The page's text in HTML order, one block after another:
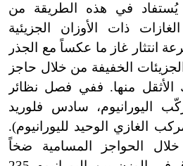
يُستفاد في هذه الطريقة من
ذات الأوزان الجزيئية
انتثار غاز ما عكساً مع الجذر
الجزيئات الخفيفة من خلال حاجز
منها. ففي فصل نظائر
اليورانيوم، سادس فلوريد
الغازي الوحيد لليورانيوم).
الحواجز المسامية ضخاً